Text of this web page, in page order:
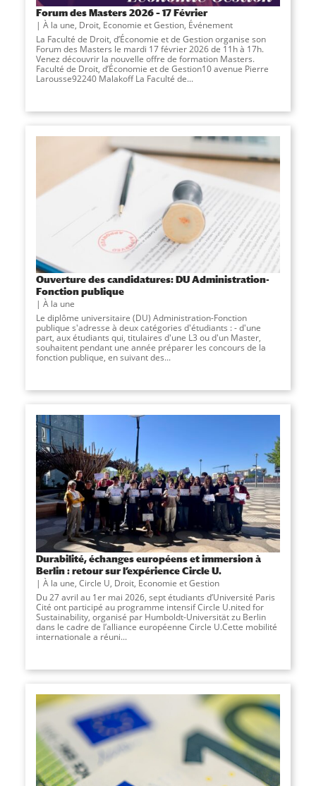
Forum des Masters 2026 – 17 Février
À la une, Droit, Economie et Gestion, Événement
La Faculté de Droit, d’Économie et de Gestion organise son
Forum des Masters le mardi 17 février 2026 de 11h à 17h.
Venez découvrir la nouvelle offre de formation Masters.
Faculté de Droit, d’Économie et de Gestion10 avenue Pierre
Larousse92240 Malakoff La Faculté de...
Ouverture des candidatures: DU Administration-
Fonction publique
À la une
Le diplôme universitaire (DU) Administration-Fonction
publique s'adresse à deux catégories d'étudiants : - d'une
part, aux étudiants qui, titulaires d'une L3 ou d'un Master,
souhaitent pendant une année préparer les concours de la
fonction publique, en suivant des...
Durabilité, échanges européens et immersion à
Berlin : retour sur l’expérience Circle U.
À la une, Circle U, Droit, Economie et Gestion
Du 27 avril au 1er mai 2026, sept étudiants d’Université Paris
Cité ont participé au programme intensif Circle U.nited for
Sustainability, organisé par Humboldt-Universität zu Berlin
dans le cadre de l’alliance européenne Circle U.Cette mobilité
internationale a réuni...